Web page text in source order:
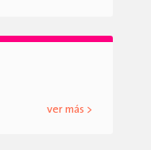
ver más >